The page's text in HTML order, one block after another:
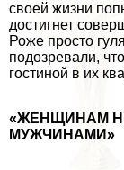
своей жизни
достигнет
Роже просто
подозревали,
гостиной в их
«ЖЕНЩИНАМ
МУЖЧИНАМИ»